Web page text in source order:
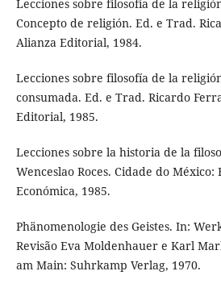
Lecciones sobre filosofía de la
Concepto de religión. Ed. e Trad.
Alianza Editorial, 1984.
Lecciones sobre filosofía de la
consumada. Ed. e Trad. Ricardo
Editorial, 1985.
Lecciones sobre la historia de la
Wenceslao Roces. Cidade do
Económica, 1985.
Phänomenologie des Geistes. In:
Revisão Eva Moldenhauer e Karl
am Main: Suhrkamp Verlag, 1970.